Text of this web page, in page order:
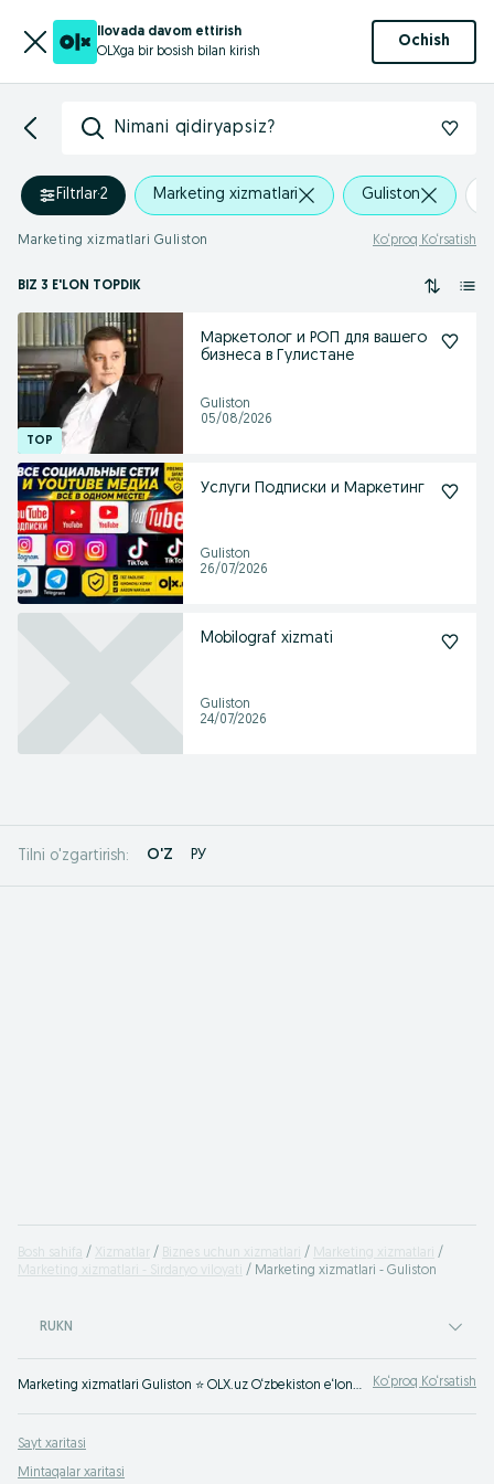
Ilovada davom ettirish
OLXga bir bosish bilan kirish
Ochish
Nimani qidiryapsiz?
Filtrlar·2 Marketing xizmatlari Guliston
Marketing xizmatlari Guliston Ko‘proq Ko‘rsatish
BIZ 3 E'LON TOPDIK
Маркетолог и РОП для вашего
бизнеса в Гулистане
Guliston
05/08/2026
Услуги Подписки и Маркетинг
Guliston
26/07/2026
Mobilograf xizmati
Guliston
24/07/2026
Tilni o'zgartirish: O'Z РУ
Bosh sahifa Xizmatlar Biznes uchun xizmatlari
Marketing xizmatlari
Marketing xizmatlari - Sirdaryo viloyati
Marketing xizmatlari - Guliston
RUKN
Marketing xizmatlari Guliston ⭐ OLX.uz O‘zbekiston e‘lonlar taxtasida tez va oson xizmatni topish yoki ko‘rsatish mumkin ✔️ Eng yaxshi xizmatni OLX.uzda toping! Ko‘proq Ko‘rsatish
Sayt xaritasi
Mintaqalar xaritasi